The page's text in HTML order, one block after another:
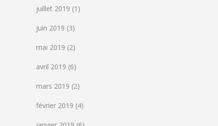
juillet 2019 (1)
juin 2019 (3)
mai 2019 (2)
avril 2019 (6)
mars 2019 (2)
février 2019 (4)